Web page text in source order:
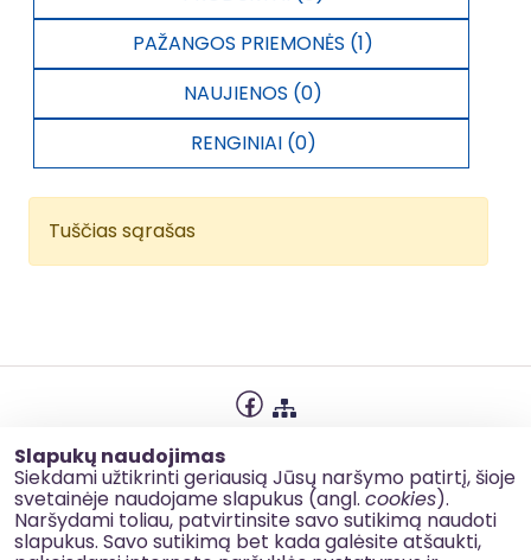
Slapukų naudojimas
Siekdami užtikrinti geriausią Jūsų naršymo patirtį, šioje
svetainėje naudojame slapukus (angl. cookies).
Naršydami toliau, patvirtinsite savo sutikimą naudoti
slapukus. Savo sutikimą bet kada galėsite atšaukti,
PAŽANGOS PRIEMONĖS (1)
NAUJIENOS (0)
RENGINIAI (0)
Tuščias sąrašas
Slapukų naudojimas
Korupcijos prevencija
Kontaktai